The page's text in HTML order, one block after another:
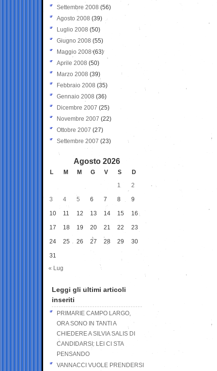
Settembre 2008 (56)
Agosto 2008 (39)
Luglio 2008 (50)
Giugno 2008 (55)
Maggio 2008(63)
Aprile 2008 (50)
Marzo 2008 (39)
Febbraio 2008 (35)
Gennaio 2008 (36)
Dicembre 2007 (25)
Novembre 2007 (22)
Ottobre 2007 (27)
Settembre 2007 (23)
Agosto 2026
L M M G V S
D
1
2
3 4 5 6 7 8 9
10 11 12 13 14 15 16
17 18 19 20 21 22 23
24 25 26 27 28 29 30
31
« Lug
Leggi gli ultimi articoli
inseriti
PRIMARIE CAMPO LARGO,
ORA SONO IN TANTI A
CHIEDERE A SILVIA SALIS DI
CANDIDARSI: LEI CI STA
PENSANDO
VANNACCI VUOLE PRENDERSI